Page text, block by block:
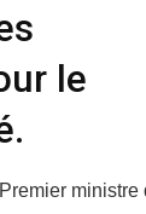
le
ministre